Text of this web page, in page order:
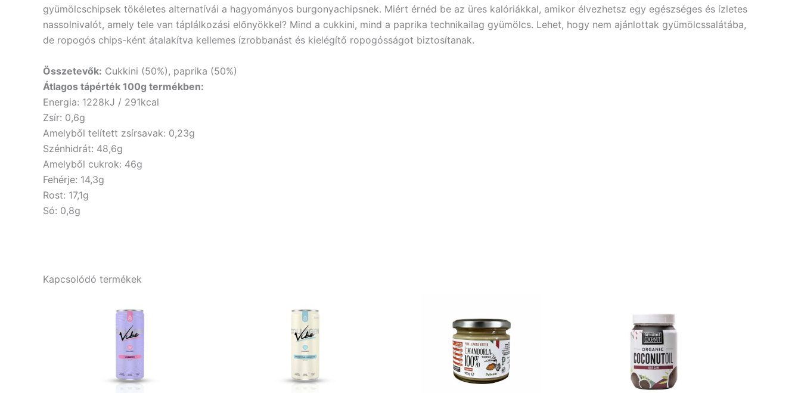
gyümölcschipsek tökéletes alternatívái a hagyományos burgonyachipsnek. Miért érnéd be az üres kalóriákkal, amikor élvezhetsz egy egészséges és ízletes
nassolnivalót, amely tele van táplálkozási előnyökkel? Mind a cukkini, mind a paprika technikailag gyümölcs. Lehet, hogy nem ajánlottak gyümölcssalátába,
de ropogós chips-ként átalakítva kellemes ízrobbanást és kielégítő ropogósságot biztosítanak.
Összetevők: Cukkini (50%), paprika (50%)
Átlagos tápérték 100g termékben:
Energia: 1228kJ / 291kcal
Zsír: 0,6g
Amelyből telített zsírsavak: 0,23g
Szénhidrát: 48,6g
Amelyből cukrok: 46g
Fehérje: 14,3g
Rost: 17,1g
Só: 0,8g
Kapcsolódó termékek